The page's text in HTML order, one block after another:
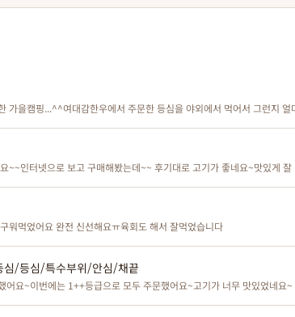
가을캠핑...^^여대감한우에서 주문한 등심을 야외에서 먹어서 그런지
~~인터넷으로 보고 구매해봤는데~~ 후기대로 고기가 좋네요~맛있게
워먹었어요 완전 신선해요ㅠ육회도 해서 잘먹었습니다
심/등심/특수부위/안심/채끝
어요~이번에는 1++등급으로 모두 주문했어요~고기가 너무 맛있었네